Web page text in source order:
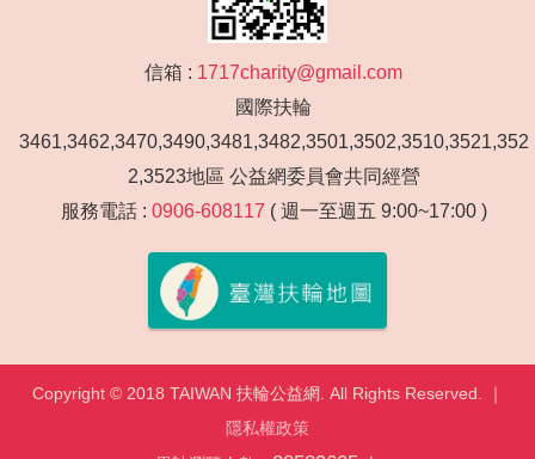
信箱 : 1717charity@gmail.com
國際扶輪
3461,3462,3470,3490,3481,3482,3501,3502,3510,3521,352
2,3523地區 公益網委員會共同經營
服務電話 : 0906-608117 ( 週一至週五 9:00~17:00 )
Copyright © 2018 TAIWAN 扶輪公益網. All Rights Reserved. ｜
隱私權政策